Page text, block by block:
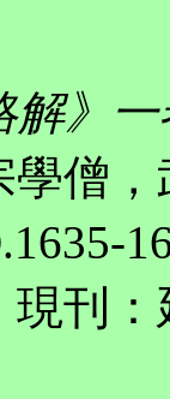
解》一
，
現刊